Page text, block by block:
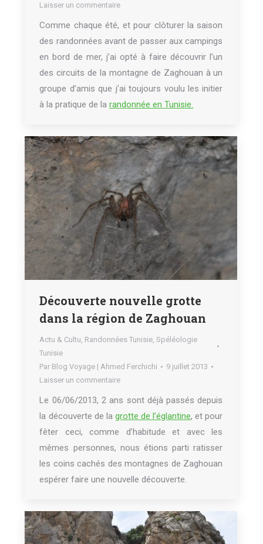
Laisser un commentaire
Comme chaque été, et pour clôturer la saison
des randonnées avant de passer aux campings
en bord de mer, j’ai opté à faire découvrir l’un
des circuits de la montagne de Zaghouan à un
groupe d’amis que j’ai toujours voulu les initier
à la pratique de larandonnée en Tunisie.
Découverte nouvelle grotte
dans la région de Zaghouan
Actu & Cultu, Randonnées Tunisie,Spéléologie
Tunisie
Par Blog Voyage | Ahmed Ferchichi
9 juillet 2013
Laisser un commentaire
Le 06/06/2013, 2 ans sont déjà passés depuis
la découverte de la grotte de l’églantine, et pour
fêter ceci, comme d’habitude et avec les
mêmes personnes, nous étions parti ratisser
les coins cachés des montagnes de Zaghouan
espérer faire une nouvelle découverte.